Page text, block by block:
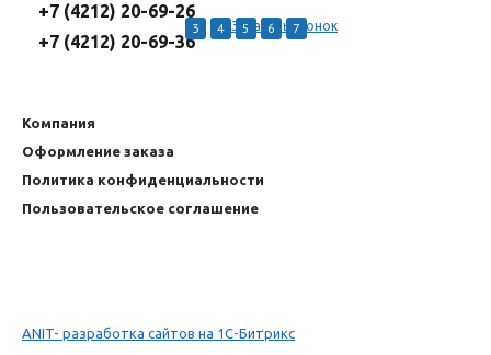
3 4 5 6 7
+7 (4212) 20-69-26
+7 (4212) 20-69-36
Заказать звонок
Компания
Оформление заказа
Политика конфиденциальности
Пользовательское соглашение
ANIT- разработка сайтов на 1С-Битрикс